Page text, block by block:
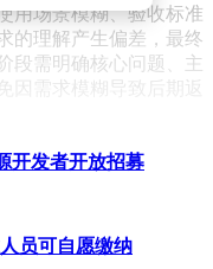
用场景模糊、验收标准
的理解产生偏差，最终
段需明确核心问题、主
因需求模糊导致后期返
视为技术人员的内部事
覆盖业务逻辑、技术实
险点，如第三方对接、
是关键环节，需提前暴
开发者开放招募
员可自愿缴纳